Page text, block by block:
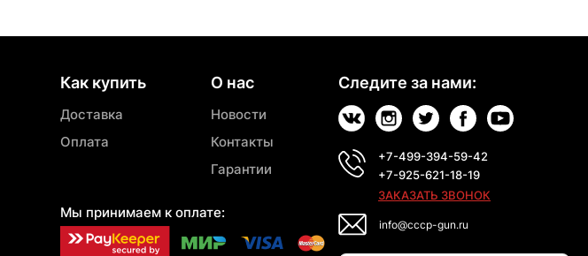
Как купить
Доставка
Оплата
Мы принимаем к оплате:
О нас
Новости
Контакты
Гарантии
Следите за нами:
+7-499-394-59-42
+7-925-621-18-19
ЗАКАЗАТЬ ЗВОНОК
info@cccp-gun.ru